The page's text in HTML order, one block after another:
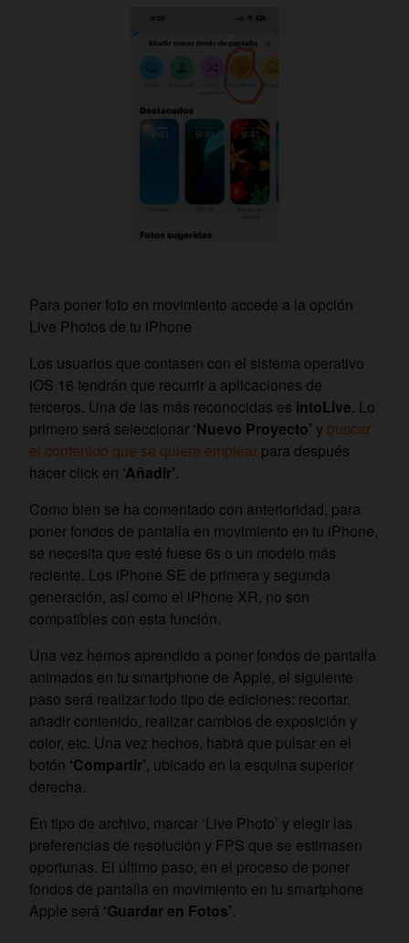
Para poner foto en movimiento accede a la opción
Live Photos de tu iPhone
Los usuarios que contasen con el sistema operativo
iOS 16 tendrán que recurrir a aplicaciones de
terceros. Una de las más reconocidas es intoLive. Lo
primero será seleccionar ‘Nuevo Proyecto’ y buscar
el contenido que se quiere emplear para después
hacer click en ‘Añadir’.
Como bien se ha comentado con anterioridad, para
poner fondos de pantalla en movimiento en tu iPhone,
se necesita que esté fuese 6s o un modelo más
reciente. Los iPhone SE de primera y segunda
generación, así como el iPhone XR, no son
compatibles con esta función.
Una vez hemos aprendido a poner fondos de pantalla
animados en tu smartphone de Apple, el siguiente
paso será realizar todo tipo de ediciones: recortar,
añadir contenido, realizar cambios de exposición y
color, etc. Una vez hechos, habrá que pulsar en el
botón ‘Compartir’, ubicado en la esquina superior
derecha.
En tipo de archivo, marcar ‘Live Photo’ y elegir las
preferencias de resolución y FPS que se estimasen
oportunas. El último paso, en el proceso de poner
fondos de pantalla en movimiento en tu smartphone
Apple será ‘Guardar en Fotos’.